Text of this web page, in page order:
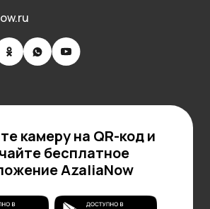
камеру на QR-код и
бесплатное
AzaliaNow